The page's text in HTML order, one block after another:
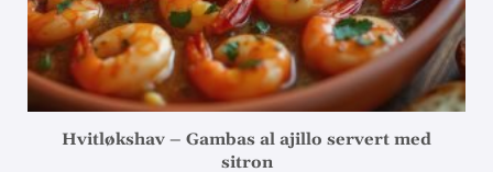
Hvitløkshav – Gambas al ajillo servert med
sitron